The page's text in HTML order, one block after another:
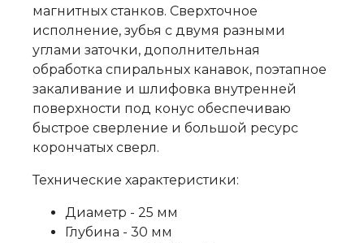
магнитных станков. Сверхточное
исполнение, зубья с двумя разными
углами заточки, дополнительная
обработка спиральных канавок, поэтапное
закаливание и шлифовка внутренней
поверхности под конус обеспечиваю
быстрое сверление и большой ресурс
корончатых сверл.
Технические характеристики:
Диаметр - 25 мм
Глубина - 30 мм